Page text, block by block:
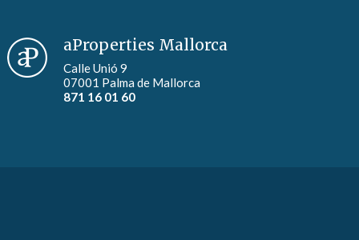
aProperties Mallorca
Calle Unió 9
07001 Palma de Mallorca
871 16 01 60